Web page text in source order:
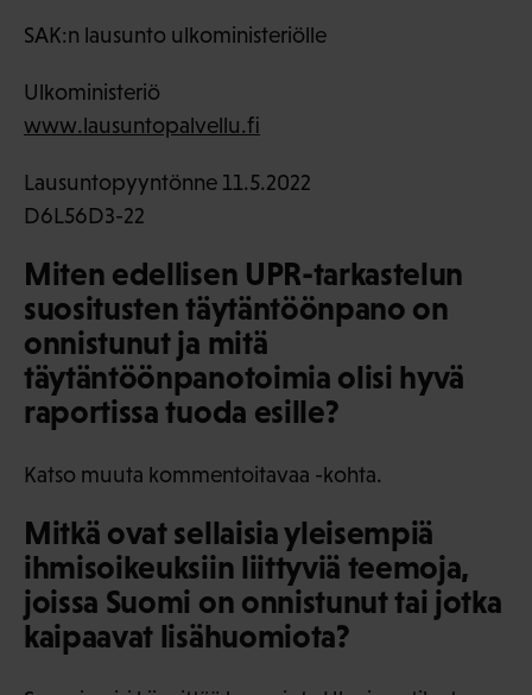
SAK:n lausunto ulkoministeriölle
Ulkoministeriö
www.lausuntopalvellu.fi
Lausuntopyyntönne 11.5.2022
D6L56D3-22
Miten edellisen UPR-tarkastelun
suositusten täytäntöönpano on
onnistunut ja mitä
täytäntöönpanotoimia olisi hyvä
raportissa tuoda esille?
Katso muuta kommentoitavaa -kohta.
Mitkä ovat sellaisia yleisempiä
ihmisoikeuksiin liittyviä teemoja,
joissa Suomi on onnistunut tai jotka
kaipaavat lisähuomiota?